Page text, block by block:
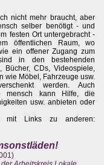
nicht mehr braucht, aber
selber benötigt - und
festen Ort untergebracht -
öffentlichen Raum, wo
ein offener Zugang zum
in den bestehenden
Bücher, CDs, Videospiele,
wie Möbel, Fahrzeuge usw.
werden. Auch
mensch kann Hilfe, die
usw. anbieten oder
mit Links zu anderen: